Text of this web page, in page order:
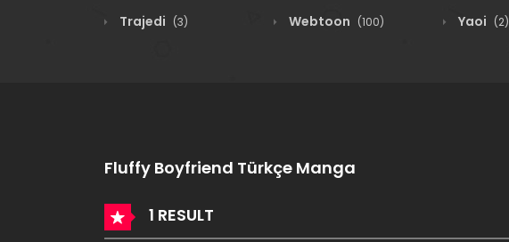
Trajedi (3) Webtoon (100) Yaoi (2)
Fluffy Boyfriend Türkçe Manga
1 RESULT